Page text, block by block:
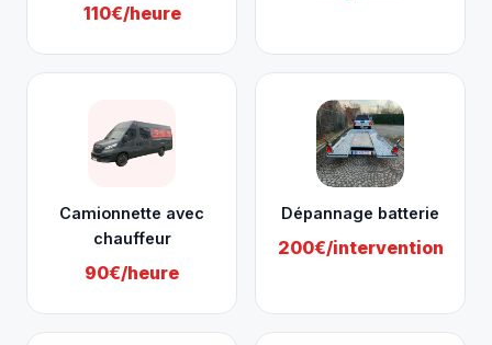
110€/heure
Camionnette avec
chauffeur
90€/heure
Dépannage batterie
200€/intervention